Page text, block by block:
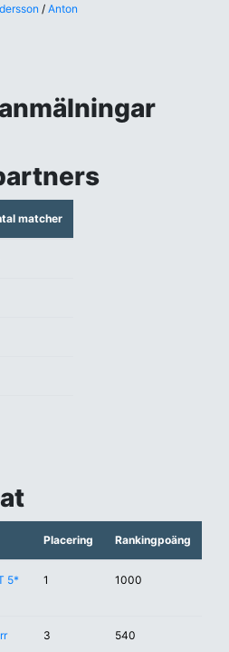
/ Anton
matcher
Placering Rankingpoäng
5* 1 1000
3 540